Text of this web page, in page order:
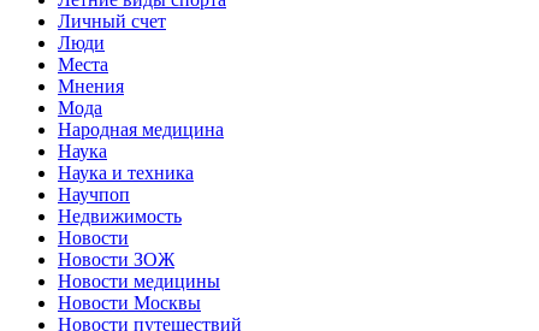
Личный счет
Люди
Места
Мнения
Мода
Народная медицина
Наука
Наука и техника
Научпоп
Недвижимость
Новости
Новости ЗОЖ
Новости медицины
Новости Москвы
Новости путешествий